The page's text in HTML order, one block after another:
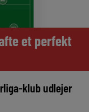
et perfekt
klub udlejer